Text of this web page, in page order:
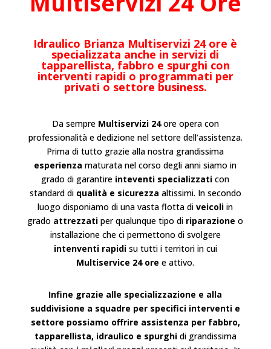
Idraulico Brianza Multiservizi 24 ore è
specializzata anche in servizi di
tapparellista, fabbro e spurghi con
interventi rapidi o programmati per
privati o settore business.
Da sempre Multiservizi 24ore opera con
professionalità e dedizione nel settore dell’assistenza.
Prima di tutto grazie alla nostra grandissima
esperienza maturata nel corso degli anni siamo in
grado di garantire inteventi specializzati con
standard di qualità e sicurezza altissimi. In secondo
luogo disponiamo di una vasta flotta diveicoli in
grado attrezzati per qualunque tipo di riparazione o
installazioneche ci permettono di svolgere
intenventi rapidisu tutti i territori in cui
Multiservice 24 ore e attivo.
Infine grazie alle specializzazione e alla
suddivisione a squadre per specifici interventi e
settore possiamo offrire assistenza per fabbro,
tapparellista, idraulico e spurghidi grandissima